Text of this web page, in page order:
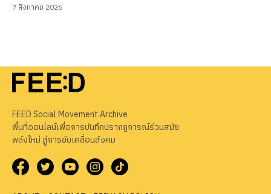
7 สิงหาคม 2026
FEED Social Movement Archive
พื้นที่ออนไลน์เพื่อการบันทึกปรากฏการณ์ร่วมสมัย
พลังใหม่ สู่การขับเคลื่อนสังคม